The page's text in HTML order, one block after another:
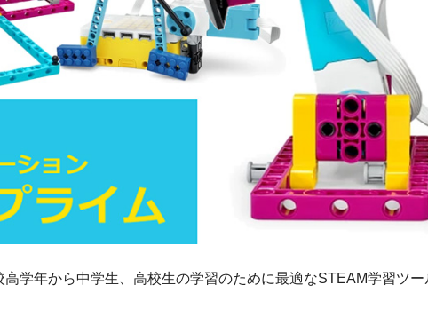
学年から中学生、高校生の学習のために最適なSTEAM学習ツー